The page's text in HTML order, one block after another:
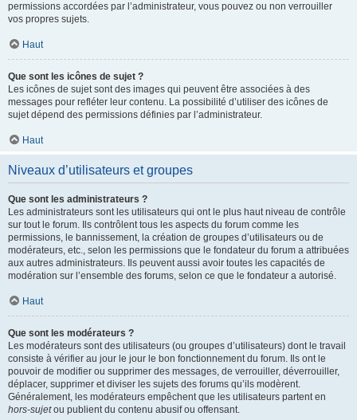
permissions accordées par l’administrateur, vous pouvez ou non verrouiller
vos propres sujets.
Haut
Que sont les icônes de sujet ?
Les icônes de sujet sont des images qui peuvent être associées à des
messages pour refléter leur contenu. La possibilité d’utiliser des icônes de
sujet dépend des permissions définies par l’administrateur.
Haut
Niveaux d’utilisateurs et groupes
Que sont les administrateurs ?
Les administrateurs sont les utilisateurs qui ont le plus haut niveau de contrôle
sur tout le forum. Ils contrôlent tous les aspects du forum comme les
permissions, le bannissement, la création de groupes d’utilisateurs ou de
modérateurs, etc., selon les permissions que le fondateur du forum a attribuées
aux autres administrateurs. Ils peuvent aussi avoir toutes les capacités de
modération sur l’ensemble des forums, selon ce que le fondateur a autorisé.
Haut
Que sont les modérateurs ?
Les modérateurs sont des utilisateurs (ou groupes d’utilisateurs) dont le travail
consiste à vérifier au jour le jour le bon fonctionnement du forum. Ils ont le
pouvoir de modifier ou supprimer des messages, de verrouiller, déverrouiller,
déplacer, supprimer et diviser les sujets des forums qu’ils modèrent.
Généralement, les modérateurs empêchent que les utilisateurs partent en
hors-sujetou publient du contenu abusif ou offensant.